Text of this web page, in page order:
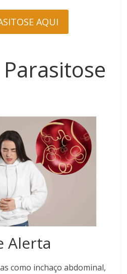
AQUI
Alerta
como inchaço abdominal,